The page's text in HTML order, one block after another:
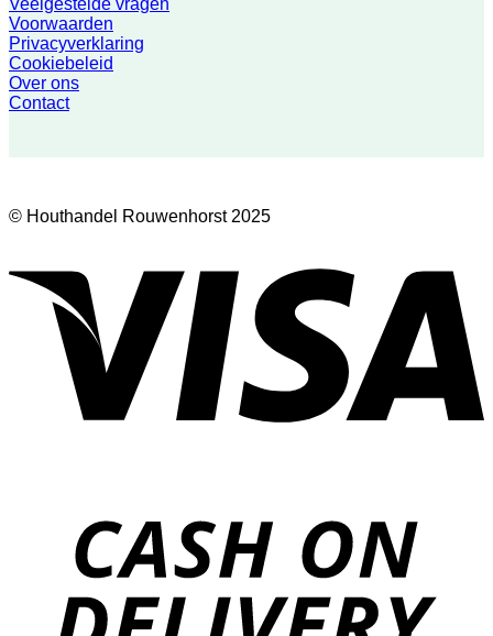
Veelgestelde vragen
Voorwaarden
Privacyverklaring
Cookiebeleid
Over ons
Contact
© Houthandel Rouwenhorst 2025